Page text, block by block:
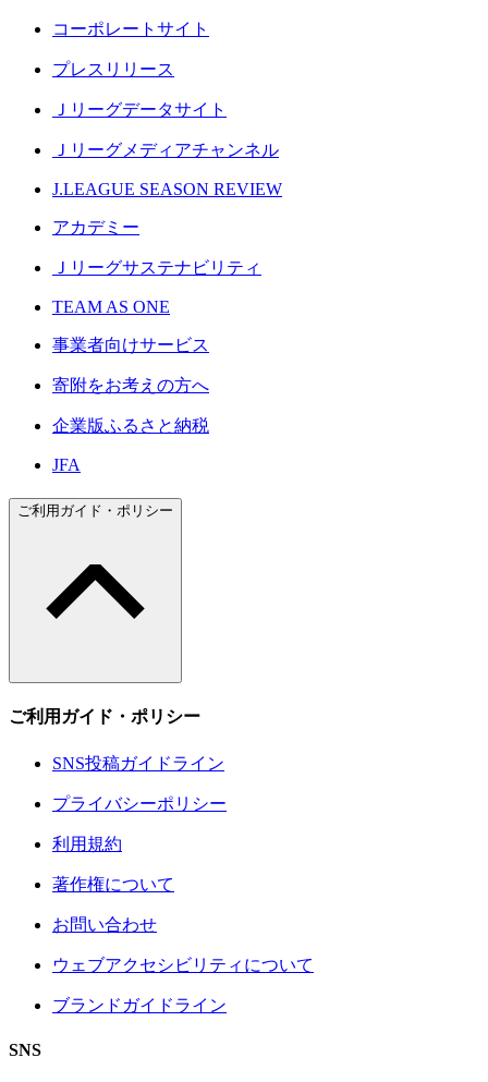
コーポレートサイト
プレスリリース
Ｊリーグデータサイト
Ｊリーグメディアチャンネル
J.LEAGUE SEASON REVIEW
アカデミー
Ｊリーグサステナビリティ
TEAM AS ONE
事業者向けサービス
寄附をお考えの方へ
企業版ふるさと納税
JFA
ご利用ガイド・ポリシー
ご利用ガイド・ポリシー
SNS投稿ガイドライン
プライバシーポリシー
利用規約
著作権について
お問い合わせ
ウェブアクセシビリティについて
ブランドガイドライン
SNS